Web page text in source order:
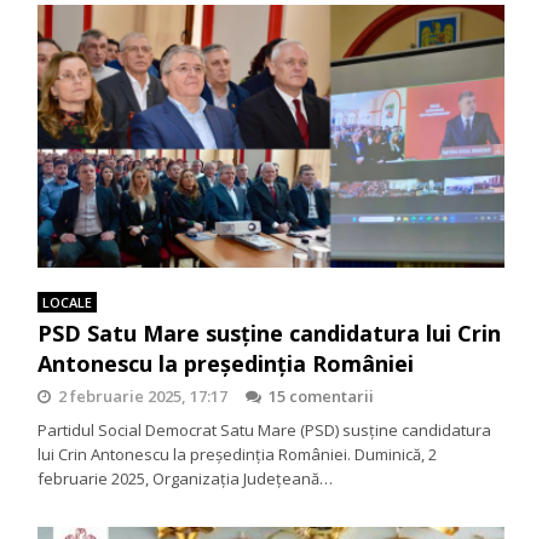
LOCALE
PSD Satu Mare susține candidatura lui Crin
Antonescu la președinția României
2 februarie 2025, 17:17
15 comentarii
Partidul Social Democrat Satu Mare (PSD) susține candidatura
lui Crin Antonescu la președinția României. Duminică, 2
februarie 2025, Organizația Județeană…